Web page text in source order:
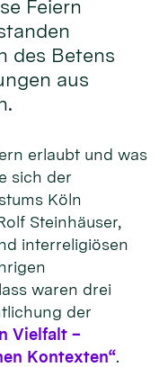
Feiern
des Betens
aus
erlaubt und was
sich der
Köln
Steinhäuser,
interreligiösen
waren drei
der
Vielfalt –
Kontexten“.